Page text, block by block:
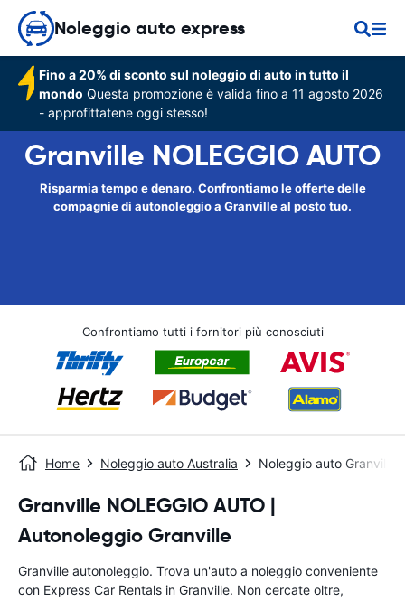
Noleggio auto express
Fino a 20% di sconto sul noleggio di auto in tutto il
mondo Questa promozione è valida fino a 11 agosto 2026
- approfittatene oggi stesso!
Granville NOLEGGIO AUTO
Risparmia tempo e denaro. Confrontiamo le offerte delle
compagnie di autonoleggio a Granville al posto tuo.
Confrontiamo tutti i fornitori più conosciuti
Home Noleggio auto Australia Noleggio auto Granville
Granville NOLEGGIO AUTO |
Autonoleggio Granville
Granville autonoleggio. Trova un'auto a noleggio conveniente
con Express Car Rentals in Granville. Non cercate oltre,